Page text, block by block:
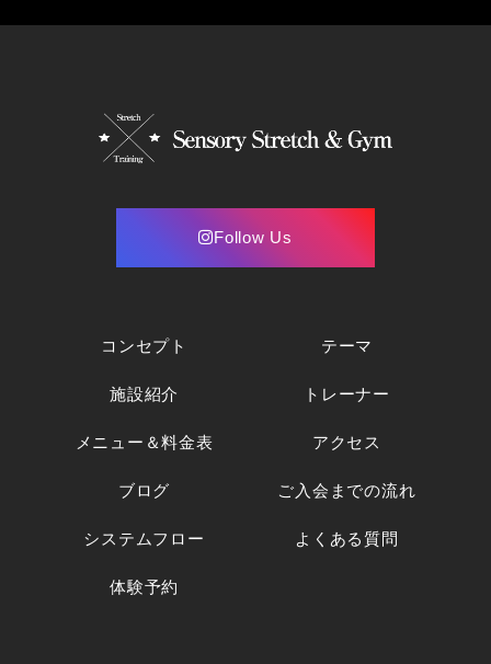
Follow Us
コンセプト テーマ
施設紹介 トレーナー
メニュー＆料金表 アクセス
ブログ ご入会までの流れ
システムフロー よくある質問
体験予約